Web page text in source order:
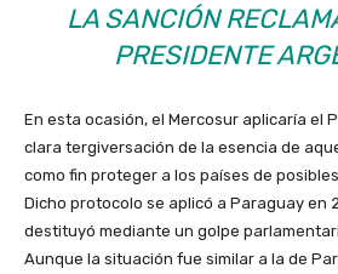
LA SANCIÓN
PRESIDENTE
En esta ocasión, el Mercosur aplicaría el
clara tergiversación de la esencia de
como fin proteger a los países de
Dicho protocolo se aplicó a Paraguay en
destituyó mediante un golpe
Aunque la situación fue similar a la de